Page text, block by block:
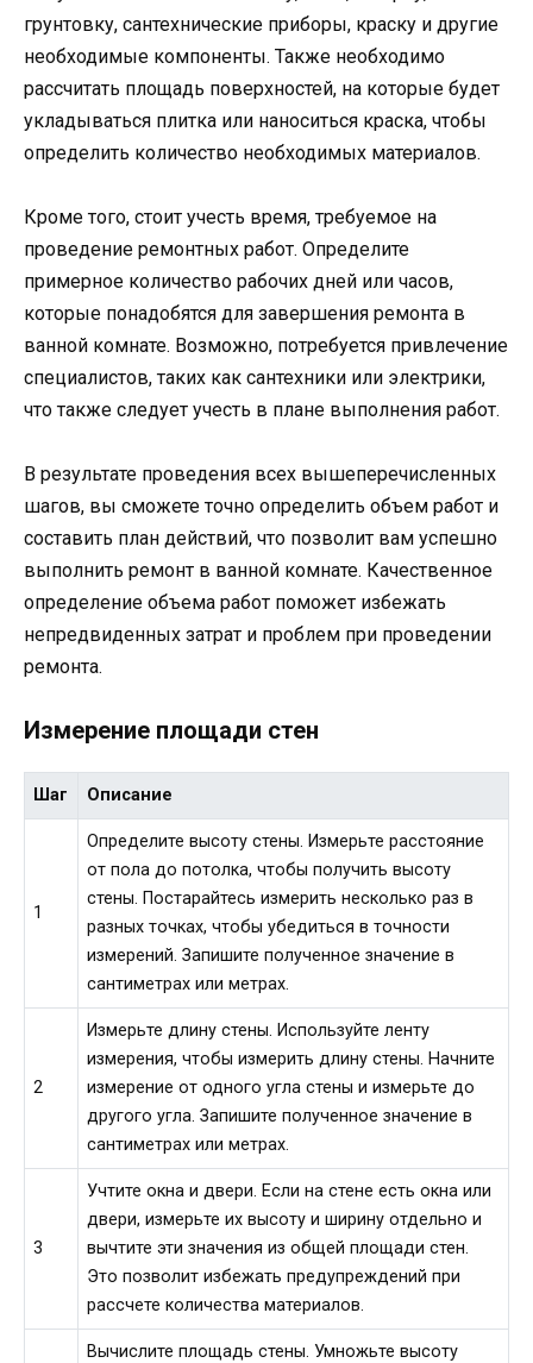
грунтовку, сантехнические приборы, краску и другие
необходимые компоненты. Также необходимо
рассчитать площадь поверхностей, на которые будет
укладываться плитка или наноситься краска, чтобы
определить количество необходимых материалов.
Кроме того, стоит учесть время, требуемое на
проведение ремонтных работ. Определите
примерное количество рабочих дней или часов,
которые понадобятся для завершения ремонта в
ванной комнате. Возможно, потребуется привлечение
специалистов, таких как сантехники или электрики,
что также следует учесть в плане выполнения работ.
В результате проведения всех вышеперечисленных
шагов, вы сможете точно определить объем работ и
составить план действий, что позволит вам успешно
выполнить ремонт в ванной комнате. Качественное
определение объема работ поможет избежать
непредвиденных затрат и проблем при проведении
ремонта.
Измерение площади стен
Шаг Описание
1
Определите высоту стены. Измерьте расстояние
от пола до потолка, чтобы получить высоту
стены. Постарайтесь измерить несколько раз в
разных точках, чтобы убедиться в точности
измерений. Запишите полученное значение в
сантиметрах или метрах.
2
Измерьте длину стены. Используйте ленту
измерения, чтобы измерить длину стены. Начните
измерение от одного угла стены и измерьте до
другого угла. Запишите полученное значение в
сантиметрах или метрах.
3
Учтите окна и двери. Если на стене есть окна или
двери, измерьте их высоту и ширину отдельно и
вычтите эти значения из общей площади стен.
Это позволит избежать предупреждений при
рассчете количества материалов.
Вычислите площадь стены. Умножьте высоту